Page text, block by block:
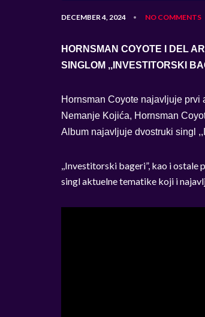
DECEMBER 4, 2024 • NO COMMENTS
HORNSMAN COYOTE I DEL
SINGLOM ,,INVESTITORSKI
Hornsman Coyote najavljuje prvi
Nemanje Kojića, Hornsman
Album najavljuje dvostruki singl
,,Investitorski bageri”, kao i ostale
singl aktuelne tematike koji i